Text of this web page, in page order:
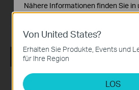
Betriebssystem: Win2000/XP/2003/
Easy Setup Assistant TL-
Datum der Veröffentlichung:2010-
Von United States?
Erhalten Sie Produkte, Events und
für Ihre Region
LOS
Nähere Informationen finden Sie in
Datenschutzhinweisen.
Notwendige Cookies
Diese Cookies sind zur Funktion der
erforderlich und können in Ihren
Analyse- und Marketing-Cookies